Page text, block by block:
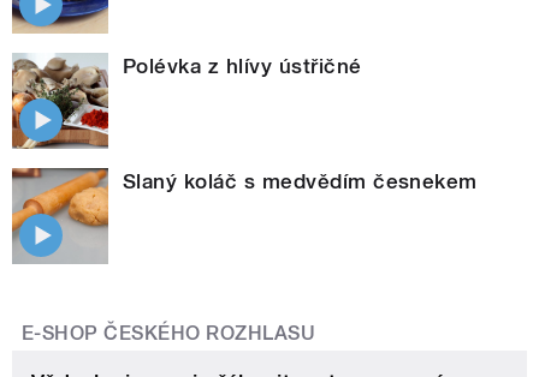
Polévka z hlívy ústřičné
Slaný koláč s medvědím česnekem
E-SHOP ČESKÉHO ROZHLASU